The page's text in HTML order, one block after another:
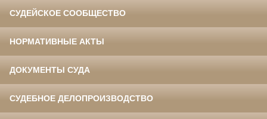
СУДЕЙСКОЕ СООБЩЕСТВО
НОРМАТИВНЫЕ АКТЫ
ДОКУМЕНТЫ СУДА
СУДЕБНОЕ ДЕЛОПРОИЗВОДСТВО